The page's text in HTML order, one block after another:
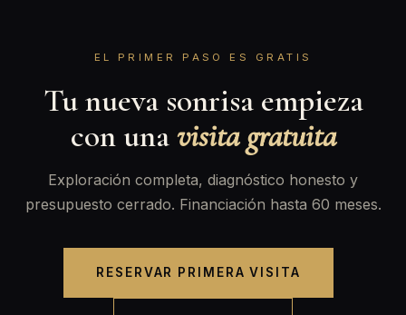
EL PRIMER PASO ES GRATIS
Tu nueva sonrisa empieza
con unavisita gratuita
Exploración completa, diagnóstico honesto y
presupuesto cerrado. Financiación hasta 60 meses.
RESERVAR PRIMERA VISITA